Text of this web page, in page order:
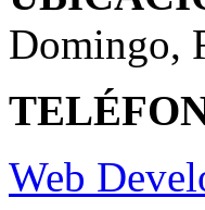
Domingo,
Web